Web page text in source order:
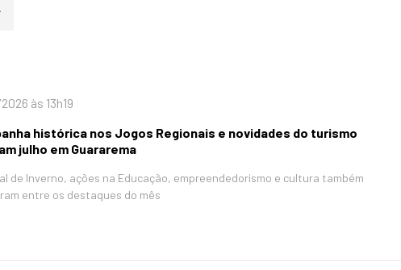
às 13h19
histórica nos Jogos Regionais e novidades do turismo
julho em Guararema
de Inverno, ações na Educação, empreendedorismo e cultura também
entre os destaques do mês